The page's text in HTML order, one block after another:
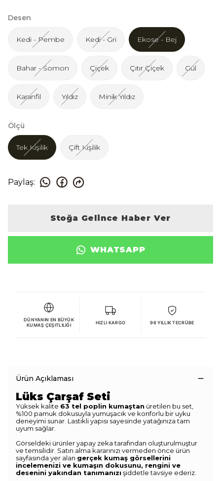
Desen
Kedi - Pembe Kedi - Gri Ekose - Bej
Bahar - Somon Çiçek Çıtır Çiçek Gül
Karanfil Yıldız Minik Yıldız
Ölçü
Tek Kişilik Çift Kişilik
Paylaş:
Stoğa Gelince Haber Ver
WHATSAPP
DÜNYANIN EN BÜYÜK
KUMAŞ ÇEŞITLILIĞI
HIZLI KARGO 96 YILLIK TECRÜBE
Ürün Açıklaması
Lüks Çarşaf Seti
Yüksek kalite 63 tel poplin kumaştan üretilen bu set,
%100 pamuk dokusuyla yumuşacık ve konforlu bir uyku
deneyimi sunar. Lastikli yapısı sayesinde yatağınıza tam
uyum sağlar.
Görseldeki ürünler yapay zeka tarafından oluşturulmuştur
ve temsilidir. Satın alma kararınızı vermeden önce ürün
sayfasında yer alan gerçek kumaş görsellerini
incelemenizi ve kumaşın dokusunu, rengini ve
desenini yakından tanımanızı şiddetle tavsiye ederiz.